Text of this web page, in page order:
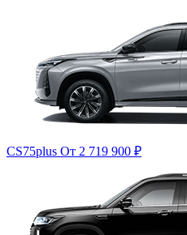
CS75plus От 2 719 900 ₽